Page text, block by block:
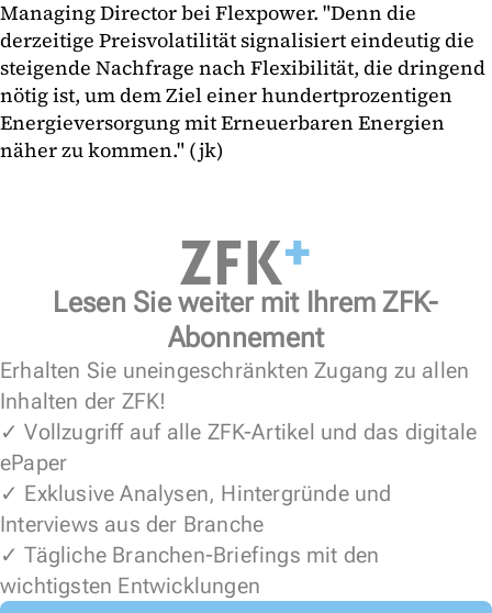
Managing Director bei Flexpower. "Denn die
derzeitige Preisvolatilität signalisiert eindeutig die
steigende Nachfrage nach Flexibilität, die dringend
nötig ist, um dem Ziel einer hundertprozentigen
Energieversorgung mit Erneuerbaren Energien
näher zu kommen." (jk)
Lesen Sie weiter mit Ihrem ZFK-
Abonnement
Erhalten Sie uneingeschränkten Zugang zu allen
Inhalten der ZFK!
✓ Vollzugriff auf alle ZFK-Artikel und das digitale
ePaper
✓ Exklusive Analysen, Hintergründe und
Interviews aus der Branche
✓ Tägliche Branchen-Briefings mit den
wichtigsten Entwicklungen